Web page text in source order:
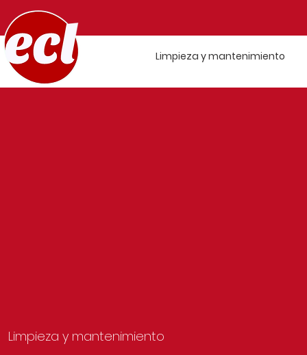
Limpieza y mantenimiento
Limpieza y mantenimiento